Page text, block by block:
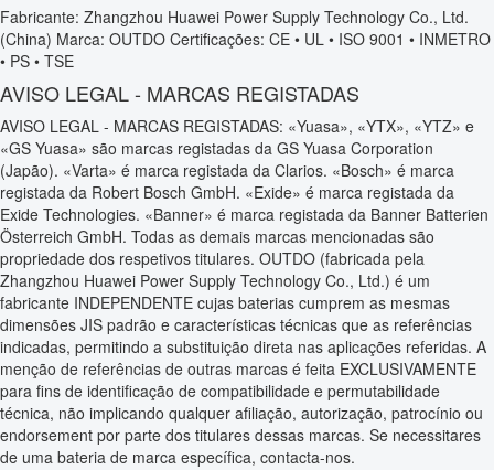
Fabricante: Zhangzhou Huawei Power Supply Technology Co., Ltd.
(China) Marca: OUTDO Certificações: CE • UL • ISO 9001 • INMETRO
• PS • TSE
AVISO LEGAL - MARCAS REGISTADAS
AVISO LEGAL - MARCAS REGISTADAS: «Yuasa», «YTX», «YTZ» e
«GS Yuasa» são marcas registadas da GS Yuasa Corporation
(Japão). «Varta» é marca registada da Clarios. «Bosch» é marca
registada da Robert Bosch GmbH. «Exide» é marca registada da
Exide Technologies. «Banner» é marca registada da Banner Batterien
Österreich GmbH. Todas as demais marcas mencionadas são
propriedade dos respetivos titulares. OUTDO (fabricada pela
Zhangzhou Huawei Power Supply Technology Co., Ltd.) é um
fabricante INDEPENDENTE cujas baterias cumprem as mesmas
dimensões JIS padrão e características técnicas que as referências
indicadas, permitindo a substituição direta nas aplicações referidas. A
menção de referências de outras marcas é feita EXCLUSIVAMENTE
para fins de identificação de compatibilidade e permutabilidade
técnica, não implicando qualquer afiliação, autorização, patrocínio ou
endorsement por parte dos titulares dessas marcas. Se necessitares
de uma bateria de marca específica, contacta-nos.